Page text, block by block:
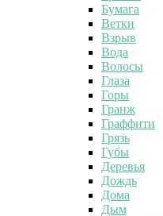
Бумага
Ветки
Взрыв
Вода
Волосы
Глаза
Горы
Гранж
Граффити
Грязь
Губы
Деревья
Дождь
Дома
Дым